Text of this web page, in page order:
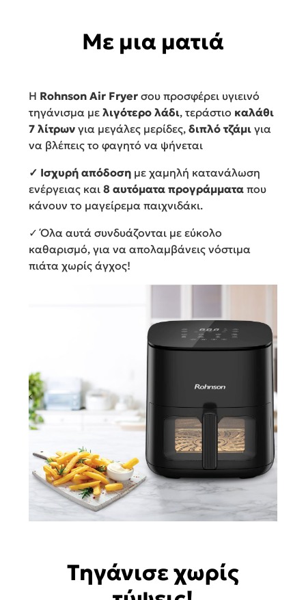
Με μια ματιά
Η Rohnson Air Fryer σου προσφέρει υγιεινό
τηγάνισμα με λιγότερο λάδι, τεράστιο καλάθι
7 λίτρων για μεγάλες μερίδες, διπλό τζάμι για
να βλέπεις το φαγητό να ψήνεται
✓ Ισχυρή απόδοση με χαμηλή κατανάλωση
ενέργειας και 8 αυτόματα προγράμματα που
κάνουν το μαγείρεμα παιχνιδάκι.
✓ Όλα αυτά συνδυάζονται με εύκολο
καθαρισμό, για να απολαμβάνεις νόστιμα
πιάτα χωρίς άγχος!
Τηγάνισε χωρίς